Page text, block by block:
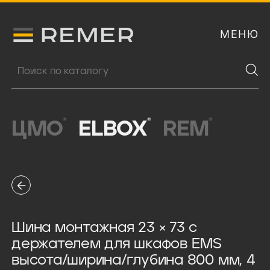
Логитип компании Remer МЕНЮ
Поиск продукции
ЦМО® ELBOX® REM ®
Шина монтажная 23 × 73 с
держателем для шкафов EMS
высота/ширина/глубина 800 мм, 4